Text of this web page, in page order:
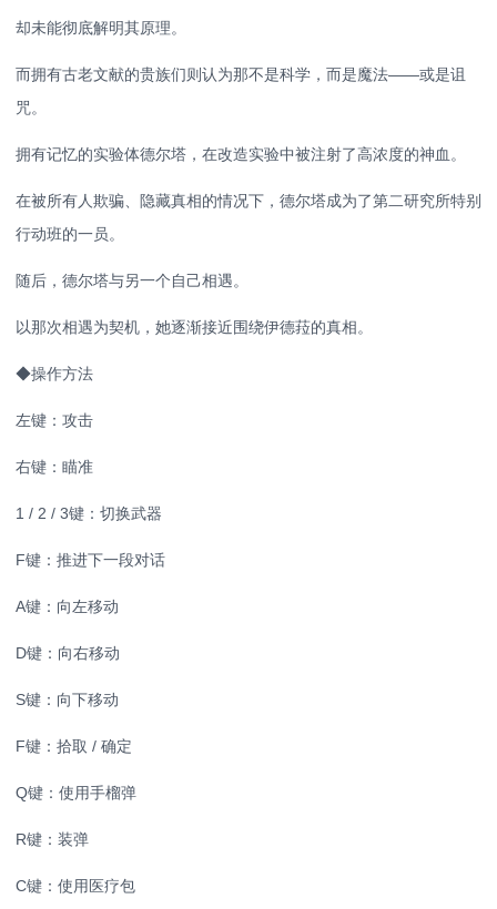
却未能彻底解明其原理。
而拥有古老文献的贵族们则认为那不是科学，而是魔法——或是诅
咒。
拥有记忆的实验体德尔塔，在改造实验中被注射了高浓度的神血。
在被所有人欺骗、隐藏真相的情况下，德尔塔成为了第二研究所特别
行动班的一员。
随后，德尔塔与另一个自己相遇。
以那次相遇为契机，她逐渐接近围绕伊德菈的真相。
◆操作方法
左键：攻击
右键：瞄准
1 / 2 / 3键：切换武器
F键：推进下一段对话
A键：向左移动
D键：向右移动
S键：向下移动
F键：拾取 / 确定
Q键：使用手榴弹
R键：装弹
C键：使用医疗包